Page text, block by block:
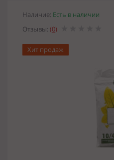
Наличие: Есть в наличии
Отзывы: (0)
Хит продаж